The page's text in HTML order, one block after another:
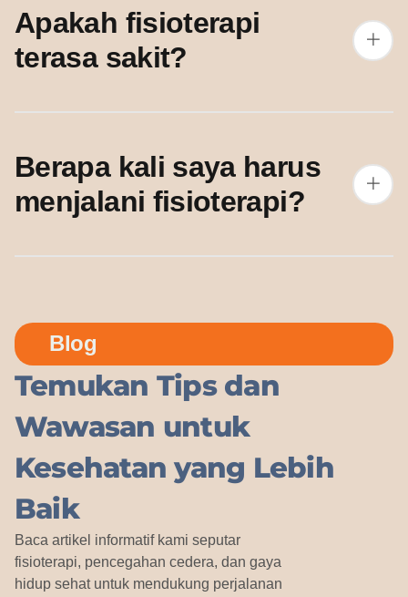
Apakah fisioterapi
terasa sakit?
Berapa kali saya harus
menjalani fisioterapi?
Blog
Temukan Tips dan
Wawasan untuk
Kesehatan yang Lebih
Baik
Baca artikel informatif kami seputar
fisioterapi, pencegahan cedera, dan gaya
hidup sehat untuk mendukung perjalanan